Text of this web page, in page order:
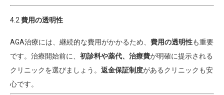
4.2 費用の透明性
AGA治療には、継続的な費用がかかるため、 費用の透明性も重要
です。治療開始前に、 初診料や薬代、治療費が明確に提示される
クリニックを選びましょう。 返金保証制度があるクリニックも安
心です。